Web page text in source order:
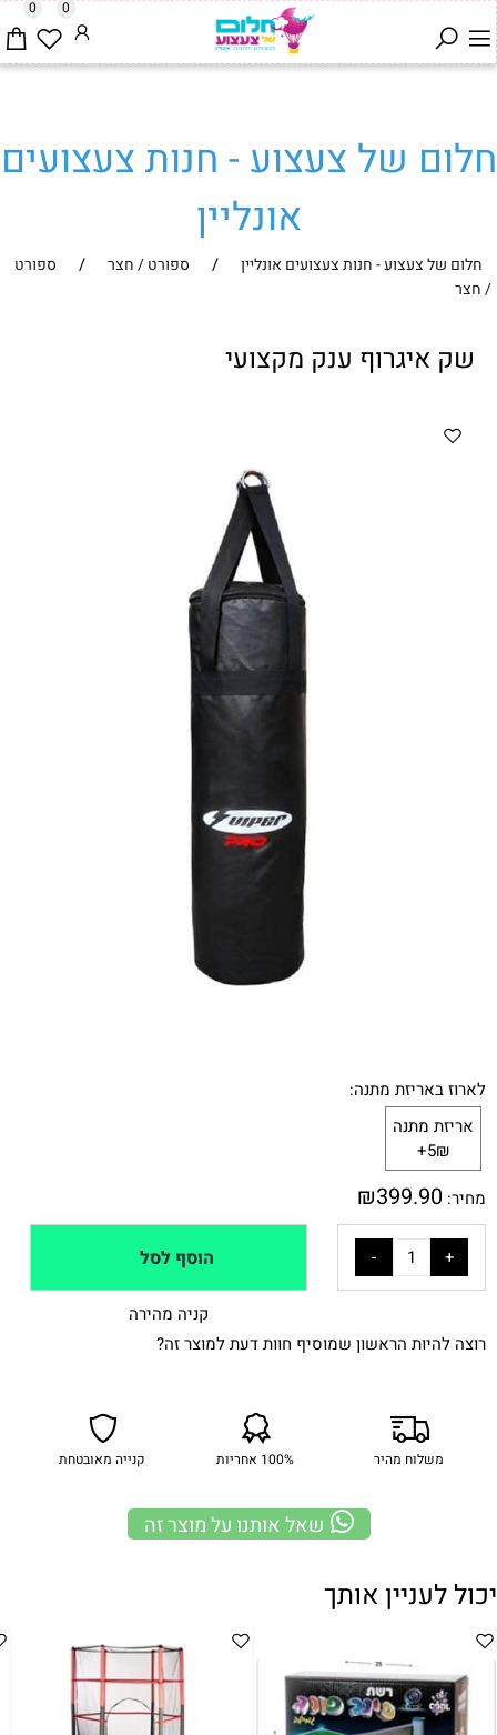
0 0
חלום של צעצוע - חנות צעצועים
אונליין
חלום של צעצוע - חנות צעצועים אונליין / ספורט / חצר /
ספורט
/ חצר
שק איגרוף ענק מקצועי
לארוז באריזת מתנה:
אריזת מתנה
5₪+
מחיר:
₪399.90
הוסף לסל
קניה מהירה
רוצה להיות הראשון שמוסיף חוות דעת למוצר זה?
משלוח מהיר 100% אחריות קנייה מאובטחת
שאל אותנו על מוצר זה
יכול לעניין אותך